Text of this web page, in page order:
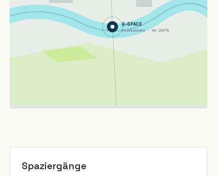
Q-SPACE
Saarbrücken · 49.234°N
Spaziergänge